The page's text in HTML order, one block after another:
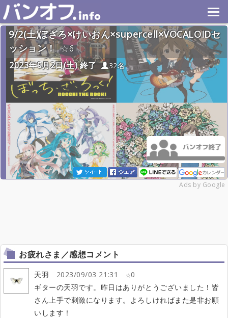
9/2(土)ぼざろ×けいおん×supercell×VOCALOIDセ
ッション！
6
2023年9月2日(土) 終了
32名
Ads by Google
お疲れさま／感想コメント
天羽 2023/09/03 21:31
0
ギターの天羽です。昨日はありがとうございました！皆
さん上手で刺激になります。よろしければまた是非お願
いします！